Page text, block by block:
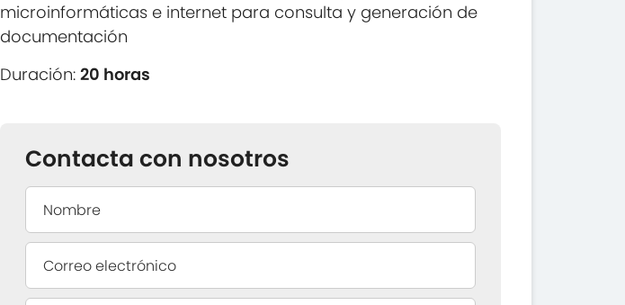
microinformáticas e internet para consulta y generación de
documentación
Duración:20 horas
Contacta con nosotros